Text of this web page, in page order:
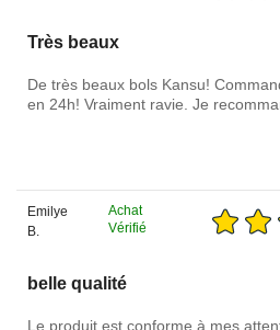
Très beaux
De très beaux bols Kansu!
en 24h! Vraiment ravie. Je
Emilye
B.
Achat
Vérifié
belle qualité
Le produit est conforme à mes